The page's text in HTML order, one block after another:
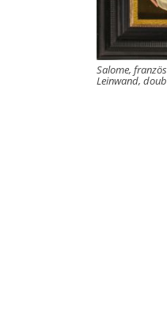
Salome,
Leinwand,